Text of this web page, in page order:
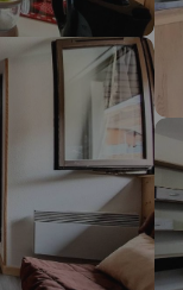
ha perdido el